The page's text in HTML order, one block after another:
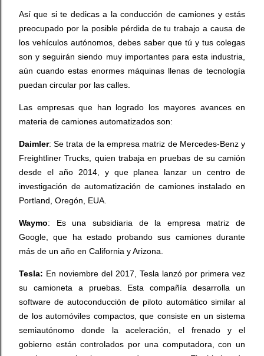
Así que si te dedicas a la conducción de camiones y estás
preocupado por la posible pérdida de tu trabajo a causa de
los vehículos autónomos, debes saber que tú y tus colegas
son y seguirán siendo muy importantes para esta industria,
aún cuando estas enormes máquinas llenas de tecnología
puedan circular por las calles.
Las empresas que han logrado los mayores avances en
materia de camiones automatizados son:
Daimler: Se trata de la empresa matriz de Mercedes-Benz y
Freightliner Trucks, quien trabaja en pruebas de su camión
desde el año 2014, y que planea lanzar un centro de
investigación de automatización de camiones instalado en
Portland, Oregón, EUA.
Waymo: Es una subsidiaria de la empresa matriz de
Google, que ha estado probando sus camiones durante
más de un año en California y Arizona.
Tesla: En noviembre del 2017, Tesla lanzó por primera vez
su camioneta a pruebas. Esta compañía desarrolla un
software de autoconducción de piloto automático similar al
de los automóviles compactos, que consiste en un sistema
semiautónomo donde la aceleración, el frenado y el
gobierno están controlados por una computadora, con un